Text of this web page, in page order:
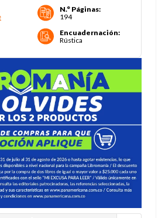
N.° Páginas:
194
Encuadernación:
Rústica